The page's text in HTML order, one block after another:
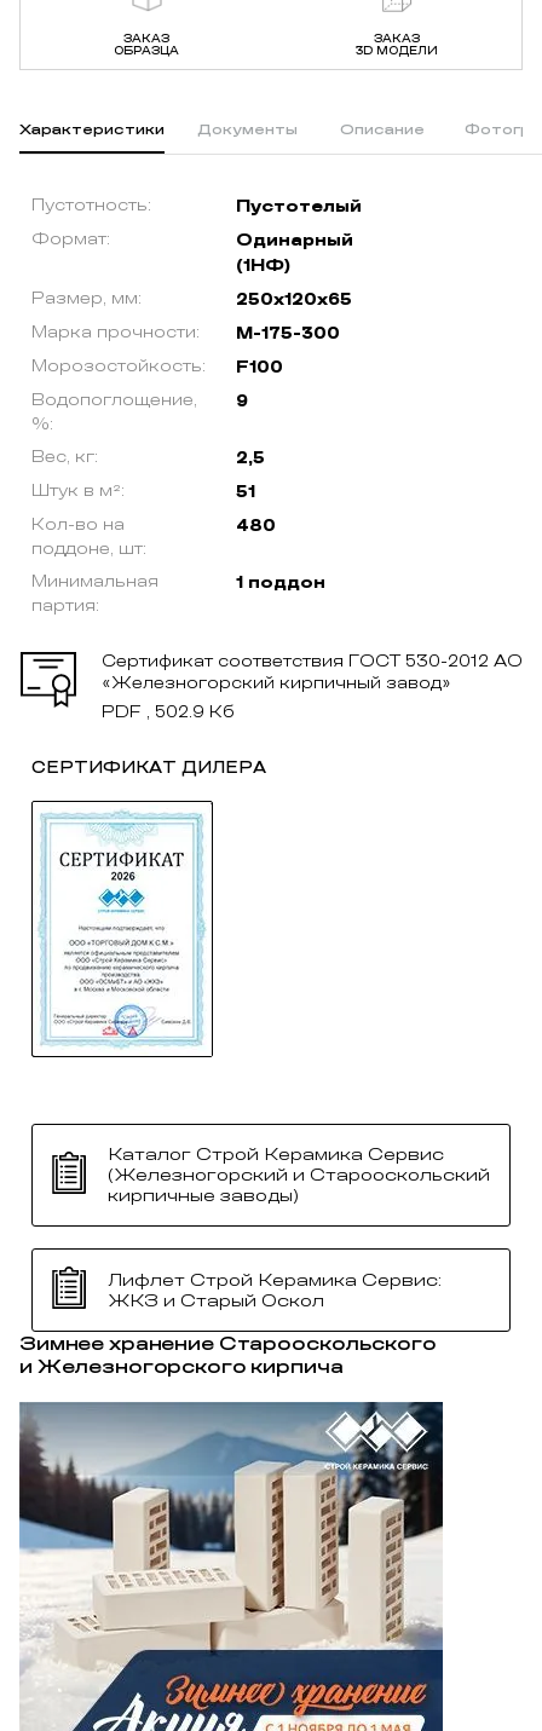
ЗАКАЗ
ОБРАЗЦА
ЗАКАЗ
3D МОДЕЛИ
Характеристики Документы Описание
Пустотность: Пустотелый
Формат:
Одинарный
(1НФ)
Размер, мм: 250х120х65
Марка прочности: М-175-300
Морозостойкость: F100
Водопоглощение,
%:
9
Вес, кг: 2,5
Штук в м²: 51
Кол-во на
поддоне, шт:
480
Минимальная
партия:
1 поддон
Сертификат соответствия ГОСТ 530-2012 АО
«Железногорский кирпичный завод»
PDF , 502.9 Кб
СЕРТИФИКАТ ДИЛЕРА
Каталог Строй Керамика Сервис
(Железногорский и Старооскольский
кирпичные заводы)
Лифлет Строй Керамика Сервис:
ЖКЗ и Старый Оскол
Зимнее хранение Старооскольского
и Железногорского кирпича